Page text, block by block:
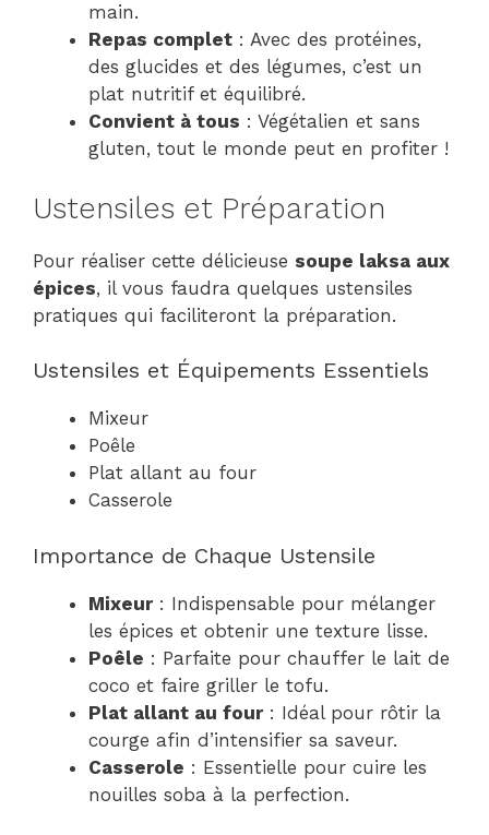
main.
Repas complet : Avec des protéines,
des glucides et des légumes, c’est un
plat nutritif et équilibré.
Convient à tous : Végétalien et sans
gluten, tout le monde peut en profiter !
Ustensiles et Préparation
Pour réaliser cette délicieuse soupe laksa aux
épices, il vous faudra quelques ustensiles
pratiques qui faciliteront la préparation.
Ustensiles et Équipements Essentiels
Mixeur
Poêle
Plat allant au four
Casserole
Importance de Chaque Ustensile
Mixeur: Indispensable pour mélanger
les épices et obtenir une texture lisse.
Poêle : Parfaite pour chauffer le lait de
coco et faire griller le tofu.
Plat allant au four: Idéal pour rôtir la
courge afin d’intensifier sa saveur.
Casserole : Essentielle pour cuire les
nouilles soba à la perfection.